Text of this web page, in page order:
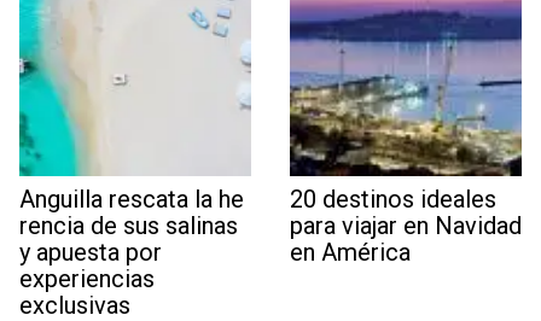
Anguilla rescata la he
rencia de sus salinas
y apuesta por
experiencias
exclusivas
20 destinos ideales
para viajar en Navidad
en América